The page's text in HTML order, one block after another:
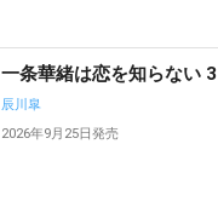
一条華緒は恋を知らない 3
辰川皐
2026年9月25日発売